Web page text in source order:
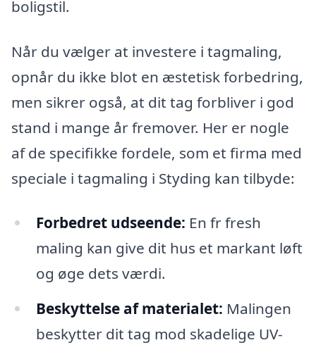
boligstil.
Når du vælger at investere i tagmaling,
opnår du ikke blot en æstetisk forbedring,
men sikrer også, at dit tag forbliver i god
stand i mange år fremover. Her er nogle
af de specifikke fordele, som et firma med
speciale i tagmaling i Styding kan tilbyde:
Forbedret udseende: En fr fresh
maling kan give dit hus et markant løft
og øge dets værdi.
Beskyttelse af materialet: Malingen
beskytter dit tag mod skadelige UV-